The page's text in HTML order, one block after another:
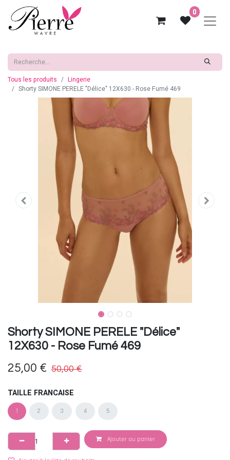
0
Tous les produits
Lingerie
Shorty SIMONE PERELE "Délice" 12X630 - Rose Fumé 469
Shorty SIMONE PERELE "Délice"
12X630 - Rose Fumé 469
25,00 € 50,00€
TAILLE FRANCAISE
1 2 3 4 5
Ajouter au panier